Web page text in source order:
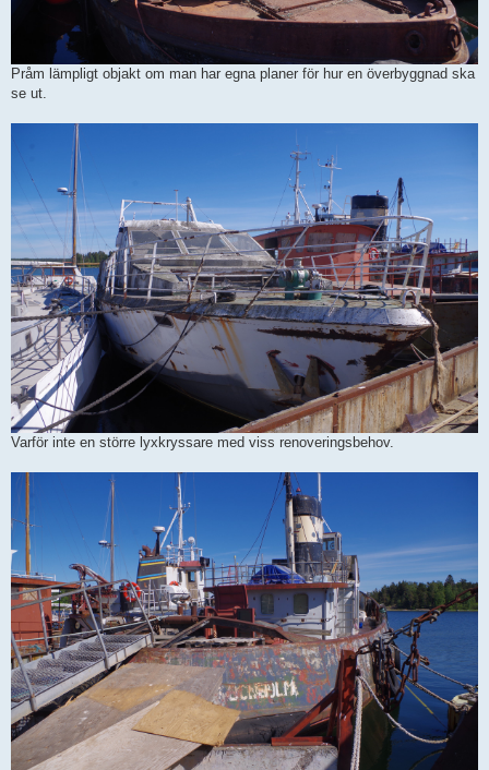
Pråm lämpligt objakt om man har egna planer för hur en överbyggnad ska
se ut.
Varför inte en större lyxkryssare med viss renoveringsbehov.